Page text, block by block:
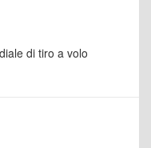
di tiro a volo